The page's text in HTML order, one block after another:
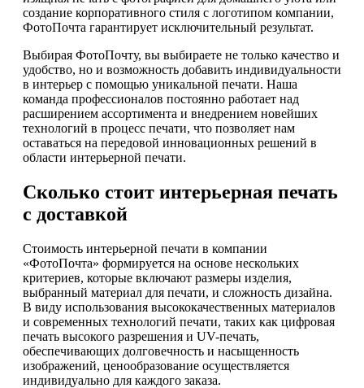
создание корпоративного стиля с логотипом компании,
ФотоПочта гарантирует исключительный результат.
Выбирая ФотоПочту, вы выбираете не только качество и
удобство, но и возможность добавить индивидуальности
в интерьер с помощью уникальной печати. Наша
команда профессионалов постоянно работает над
расширением ассортимента и внедрением новейших
технологий в процесс печати, что позволяет нам
оставаться на передовой инновационных решений в
области интерьерной печати.
Сколько стоит интерьерная печать
с доставкой
Стоимость интерьерной печати в компании
«ФотоПочта» формируется на основе нескольких
критериев, которые включают размеры изделия,
выбранный материал для печати, и сложность дизайна.
В виду использования высококачественных материалов
и современных технологий печати, таких как цифровая
печать высокого разрешения и UV-печать,
обеспечивающих долговечность и насыщенность
изображений, ценообразование осуществляется
индивидуально для каждого заказа.